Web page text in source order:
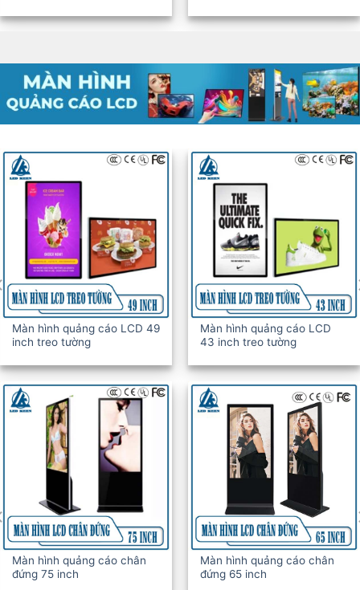
Màn hình quảng cáo LCD 49
inch treo tường
Màn hình quảng cáo LCD
43 inch treo tường
Màn hình quảng cáo chân
đứng 75 inch
Màn hình quảng cáo chân
đứng 65 inch